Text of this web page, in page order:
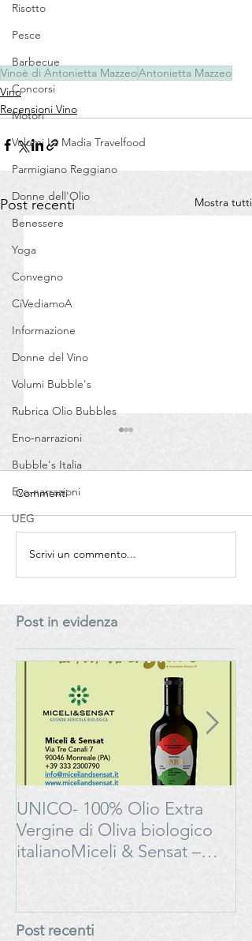
Risotto
Pesce
Barbecue
Concorsi
Motori
Volumi La Madia Travelfood
Parmigiano Reggiano
Donne dell'Olio
Benessere
Yoga
Convegno
CiVediamoA
Informazione
Donne del Vino
Volumi Bubble's
Rubrica Olio Bubbles
Eno-narrazioni
Bubble's Italia
Evo-narrazioni
UEG
Vinoè di Antonietta MazzeoAntonietta Mazzeo
Vino
Recensioni Vino
Post recenti Mostra tutti
Bonarda Oltrepò Pavese -
Progetto
Commenti
Scrivi un commento...
Post in evidenza
UNICO- 100% Olio Extra
Vergine di Oliva biologico
italianoMiceli & Sensat –
Post recenti